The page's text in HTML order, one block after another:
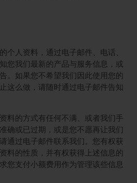
个人资料，通过电子邮件、电话、
您我们最新的产品与服务信息，或
。如果您不希望我们因此使用您的
这么做，请随时通过电子邮件告知
料的方式有任何不满、或者我们手
确或已过期，或是您不愿再让我们
通过电子邮件联系我们。您有权获
料的性质，并有权获得上述信息的
您支付小额费用作为管理该些信息